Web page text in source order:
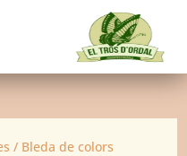
/ Bleda de colors